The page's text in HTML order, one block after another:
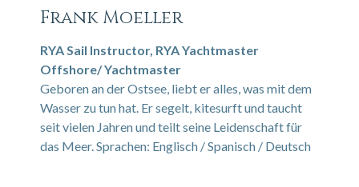
Frank Moeller
RYA Sail Instructor, RYA Yachtmaster
Offshore/ Yachtmaster
Geboren an der Ostsee, liebt er alles, was mit dem
Wasser zu tun hat. Er segelt, kitesurft und taucht
seit vielen Jahren und teilt seine Leidenschaft für
das Meer. Sprachen: Englisch / Spanisch / Deutsch